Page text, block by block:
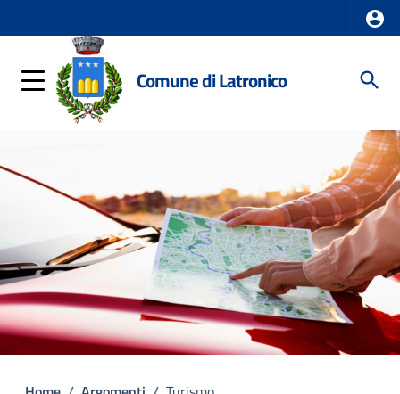
Comune di Latronico